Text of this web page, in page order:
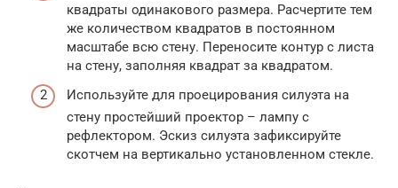
квадраты одинакового размера. Расчертите тем
же количеством квадратов в постоянном
масштабе всю стену. Переносите контур с листа
на стену, заполняя квадрат за квадратом.
Используйте для проецирования силуэта на
стену простейший проектор – лампу с
рефлектором. Эскиз силуэта зафиксируйте
скотчем на вертикально установленном стекле.